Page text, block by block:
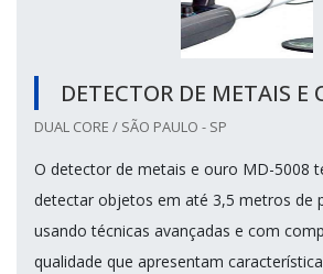
DETECTOR DE METAIS E
DUAL CORE / SÃO PAULO - SP
O detector de metais e ouro MD-5008
detectar objetos em até 3,5 metros de
usando técnicas avançadas e com
qualidade que apresentam